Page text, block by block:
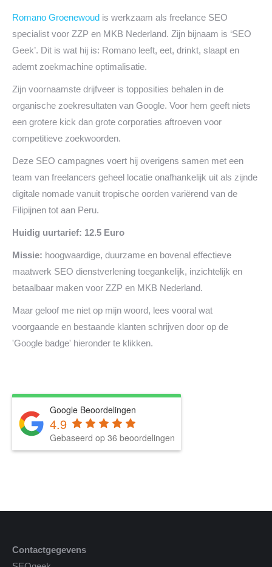
Romano Groenewoud is werkzaam als freelance SEO
specialist voor ZZP en MKB Nederland. Zijn bijnaam is ‘SEO
Geek’. Dit is wat hij is: Romano leeft, eet, drinkt, slaapt en
ademt zoekmachine optimalisatie.
Zijn voornaamste drijfveer is topposities behalen in de
organische zoekresultaten van Google. Voor hem geeft niets
een grotere kick dan grote corporaties aftroeven voor
competitieve zoekwoorden.
Deze SEO campagnes voert hij overigens samen met een
team van freelancers geheel locatie onafhankelijk uit als zijnde
digitale nomade vanuit tropische oorden variërend van de
Filipijnen tot aan Peru.
Huidig uurtarief: 12.5 Euro
Missie: hoogwaardige, duurzame en bovenal effectieve
maatwerk SEO dienstverlening toegankelijk, inzichtelijk en
betaalbaar maken voor ZZP en MKB Nederland.
Maar geloof me niet op mijn woord, lees vooral wat
voorgaande en bestaande klanten schrijven door op de
'Google badge' hieronder te klikken.
Google Beoordelingen
4.9
Gebaseerd op 36 beoordelingen
Contactgegevens